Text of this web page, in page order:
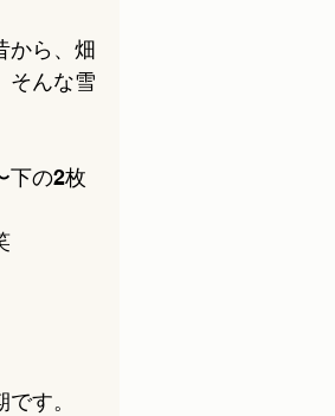
から、畑
そんな雪
下の2枚
す。